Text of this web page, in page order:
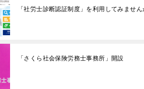
「社労士診断認証制度」を利用してみませ
「さくら社会保険労務士事務所」開設